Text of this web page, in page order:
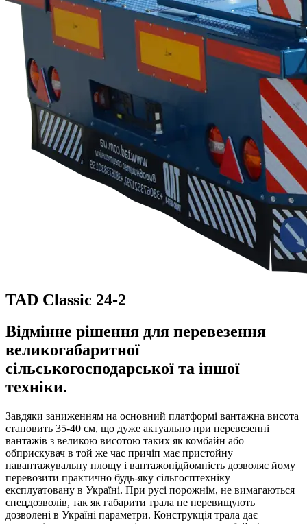
TAD Classic 24-2
Відмінне рішення для перевезення
великогабаритної
сільськогосподарської та іншої
техніки.
Завдяки заниженням на основний платформі вантажна висота
становить 35-40 см, що дуже актуально при перевезенні
вантажів з великою висотою таких як комбайн або
обприскувач в той же час причіп має пристойну
навантажувальну площу і вантажопідйомність дозволяє йому
перевозити практично будь-яку сільгосптехніку
експлуатовану в Україні. При русі порожнім, не вимагаються
спецдозволів, так як габарити трала не перевищують
дозволені в Україні параметри. Конструкція трала дає